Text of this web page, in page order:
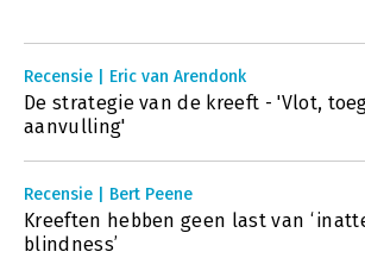
Recensie | Eric van Arendonk
De strategie van de kreeft - 'Vlot,
aanvulling'
Recensie | Bert Peene
Kreeften hebben geen last van
blindness’